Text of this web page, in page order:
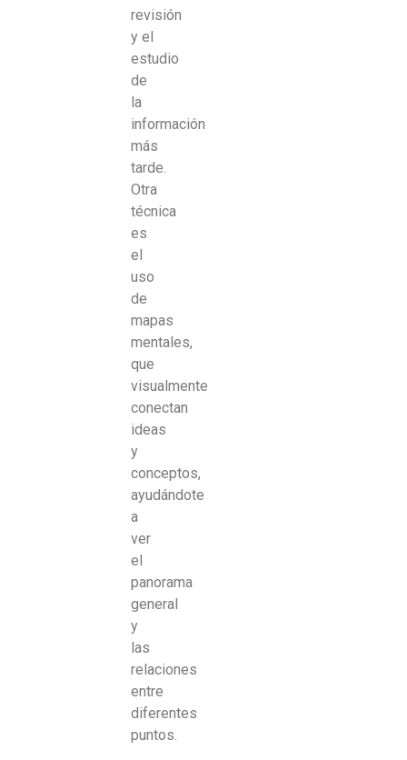
revisión
y el
estudio
de
la
información
más
tarde.
Otra
técnica
es
el
uso
de
mapas
mentales,
que
visualmente
conectan
ideas
y
conceptos,
ayudándote
a
ver
el
panorama
general
y
las
relaciones
entre
diferentes
puntos.